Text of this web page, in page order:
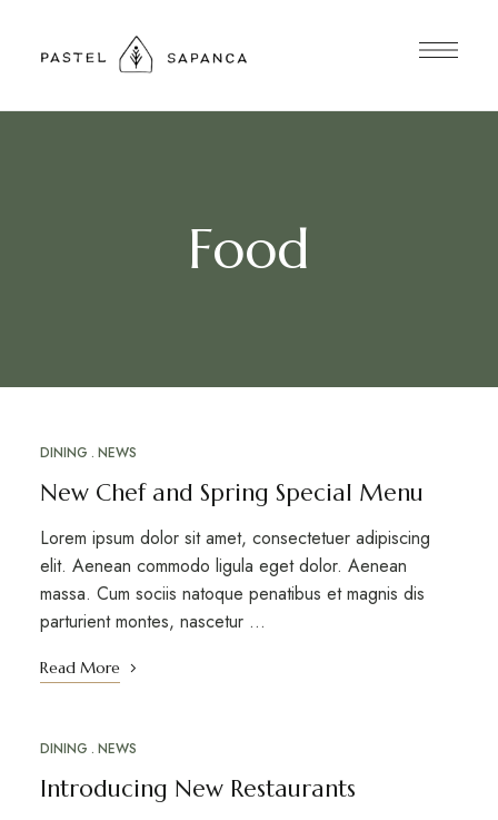
Food
DINING NEWS
New Chef and Spring Special Menu
Lorem ipsum dolor sit amet, consectetuer adipiscing
elit. Aenean commodo ligula eget dolor. Aenean
massa. Cum sociis natoque penatibus et magnis dis
parturient montes, nascetur …
Read More
DINING NEWS
Introducing New Restaurants